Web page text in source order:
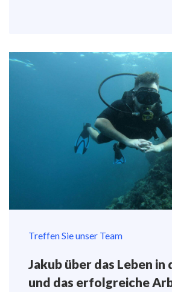
Treffen Sie unser Team
Jakub über das Leben in
und das erfolgreiche